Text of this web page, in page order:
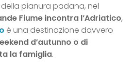
pianura padana, nel
Fiume incontra l’Adriatico,
è una destinazione davvero
d’autunno o di
la famiglia.